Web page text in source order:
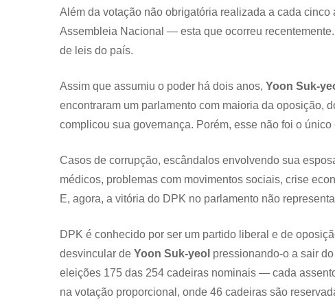
Além da votação não obrigatória realizada a cada
Assembleia Nacional — esta que ocorreu
de leis do país.
Assim que assumiu o poder há dois anos, Yoon Suk-
encontraram um parlamento com maioria da oposição,
complicou sua governança. Porém, esse não foi o
Casos de corrupção, escândalos envolvendo sua
médicos, problemas com movimentos sociais, crise
E, agora, a vitória do DPK no parlamento não
DPK é conhecido por ser um partido liberal e de
desvincular de Yoon Suk-yeol pressionando-o a sair
eleições 175 das 254 cadeiras nominais — cada
na votação proporcional, onde 46 cadeiras são